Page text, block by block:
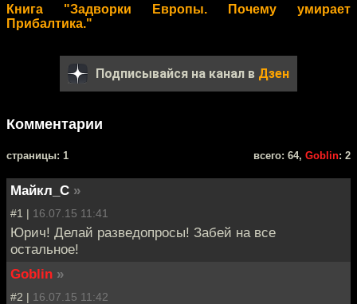
Книга "Задворки Европы. Почему умирает
Прибалтика."
Подписывайся на канал в Дзен
Комментарии
cтраницы: 1 всего: 64, Goblin: 2
Майкл_С »
#1 | 16.07.15 11:41
Юрич! Делай разведопросы! Забей на все
остальное!
Goblin »
#2 | 16.07.15 11:42